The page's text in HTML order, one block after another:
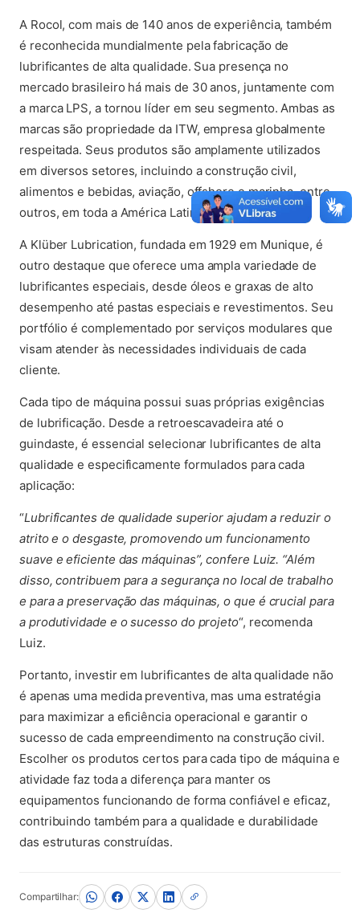
A Rocol, com mais de 140 anos de experiência, também
é reconhecida mundialmente pela fabricação de
lubrificantes de alta qualidade. Sua presença no
mercado brasileiro há mais de 30 anos, juntamente com
a marca LPS, a tornou líder em seu segmento. Ambas as
marcas são propriedade da ITW, empresa globalmente
respeitada. Seus produtos são amplamente utilizados
em diversos setores, incluindo a construção civil,
alimentos e bebidas, aviação, offshore e marinha, entre
outros, em toda a América Latina.
A Klüber Lubrication, fundada em 1929 em Munique, é
outro destaque que oferece uma ampla variedade de
lubrificantes especiais, desde óleos e graxas de alto
desempenho até pastas especiais e revestimentos. Seu
portfólio é complementado por serviços modulares que
visam atender às necessidades individuais de cada
cliente.
Cada tipo de máquina possui suas próprias exigências
de lubrificação. Desde a retroescavadeira até o
guindaste, é essencial selecionar lubrificantes de alta
qualidade e especificamente formulados para cada
aplicação:
“Lubrificantes de qualidade superior ajudam a reduzir o
atrito e o desgaste, promovendo um funcionamento
suave e eficiente das máquinas”, confere Luiz. “Além
disso, contribuem para a segurança no local de trabalho
e para a preservação das máquinas, o que é crucial para
a produtividade e o sucesso do projeto“, recomenda
Luiz.
Portanto, investir em lubrificantes de alta qualidade não
é apenas uma medida preventiva, mas uma estratégia
para maximizar a eficiência operacional e garantir o
sucesso de cada empreendimento na construção civil.
Escolher os produtos certos para cada tipo de máquina e
atividade faz toda a diferença para manter os
equipamentos funcionando de forma confiável e eficaz,
contribuindo também para a qualidade e durabilidade
das estruturas construídas.
Compartilhar: